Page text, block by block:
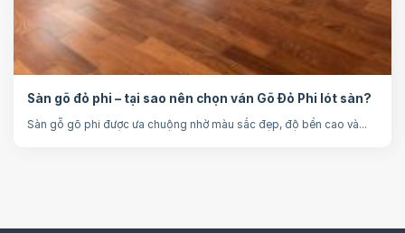
Sàn gõ đỏ phi – tại sao nên chọn ván Gõ Đỏ Phi lót sàn?
Sàn gỗ gõ phi được ưa chuộng nhờ màu sắc đẹp, độ bền cao và...